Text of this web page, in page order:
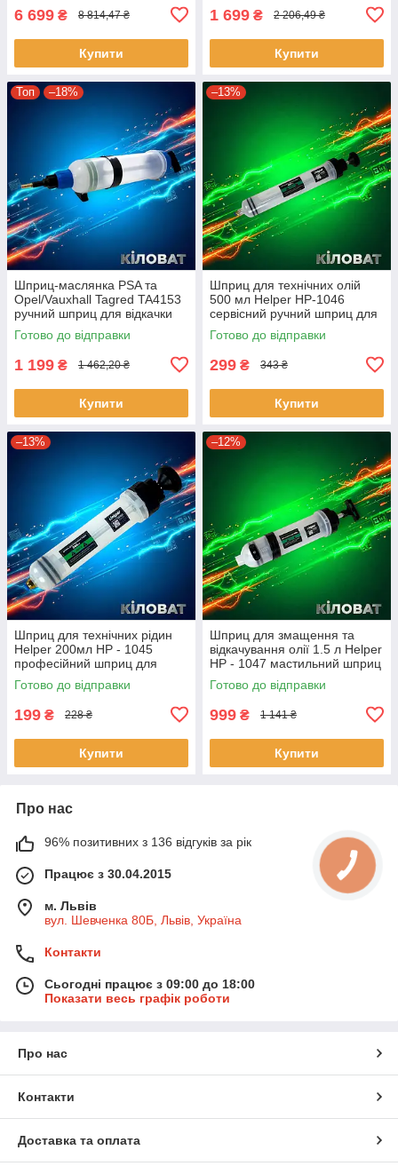
6 699 ₴ 8 814,47 ₴
Купити
1 699 ₴ 2 206,49 ₴
Купити
Топ –18%
Шприц-маслянка PSA та
Opel/Vauxhall Tagred TA4153
ручний шприц для відкачки
мастил шприц-насос для
відкачки масла шприц для
Готово до відправки
1 199 ₴ 1 462,20 ₴
Купити
–13%
Шприц для технічних олій
500 мл Helper HP-1046
сервісний ручний шприц для
відкачування масла шприц
для змащення трансмісії
Готово до відправки
299 ₴ 343 ₴
Купити
–13%
Шприц для технічних рідин
Helper 200мл HP - 1045
професійний шприц для
відкачування та заливання
технічних рідин
Готово до відправки
199 ₴ 228 ₴
Купити
–12%
Шприц для змащення та
відкачування олії 1.5 л Helper
HP - 1047 мастильний шприц
для СТО масляний шприц
для автосервісу шприци
Готово до відправки
999 ₴ 1 141 ₴
Купити
Про нас
96% позитивних з 136 відгуків за рік
Працює з 30.04.2015
м. Львів
вул. Шевченка 80Б, Львів, Україна
Контакти
Сьогодні працює з 09:00 до 18:00
Показати весь графік роботи
Про нас
Контакти
Доставка та оплата